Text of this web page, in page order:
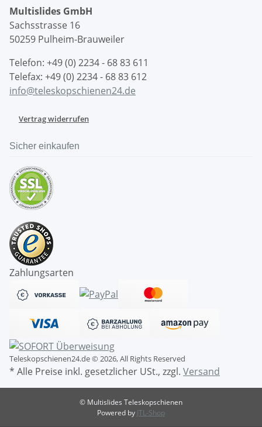
Multislides GmbH
Sachsstrasse 16
50259 Pulheim-Brauweiler
Telefon: +49 (0) 2234 - 68 83 611
Telefax: +49 (0) 2234 - 68 83 612
info@teleskopschienen24.de
Vertrag widerrufen
Sicher einkaufen
Zahlungsarten
Teleskopschienen24.de © 2026, All Rights Reserved
* Alle Preise inkl. gesetzlicher USt., zzgl. Versand
© Multislides Teleskopschienen
Powered by JTL-Shop